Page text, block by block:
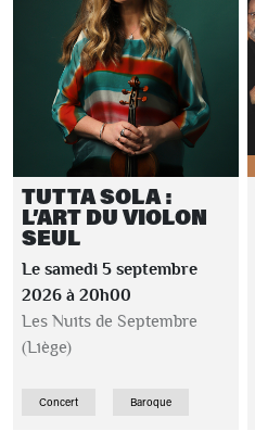
TUTTA SOLA :
L’ART DU VIOLON
SEUL
Le samedi 5 septembre
2026 à 20h00
Les Nuits de Septembre
(Liège)
Concert Baroque